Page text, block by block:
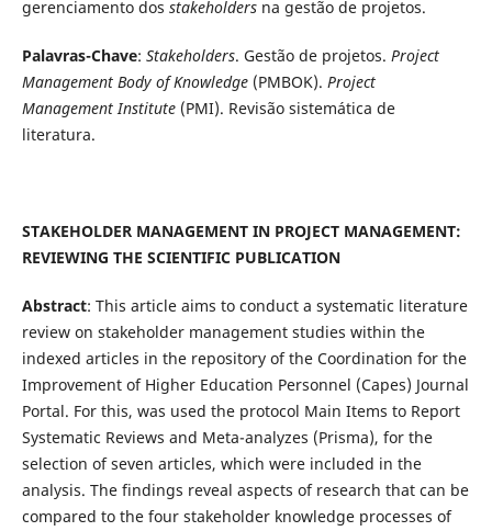
gerenciamento dos stakeholdersna gestão de projetos.
Palavras-Chave: Stakeholders. Gestão de projetos. Project
Management Body of Knowledge(PMBOK). Project
Management Institute(PMI). Revisão sistemática de
literatura.
STAKEHOLDER MANAGEMENT IN PROJECT MANAGEMENT:
REVIEWING THE SCIENTIFIC PUBLICATION
Abstract: This article aims to conduct a systematic literature
review on stakeholder management studies within the
indexed articles in the repository of the Coordination for the
Improvement of Higher Education Personnel (Capes) Journal
Portal. For this, was used the protocol Main Items to Report
Systematic Reviews and Meta-analyzes (Prisma), for the
selection of seven articles, which were included in the
analysis. The findings reveal aspects of research that can be
compared to the four stakeholder knowledge processes of